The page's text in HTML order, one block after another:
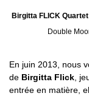
Birgitta FLICK
Double
En juin 2013, nous
de Birgitta Flick ,
entrée en matière,